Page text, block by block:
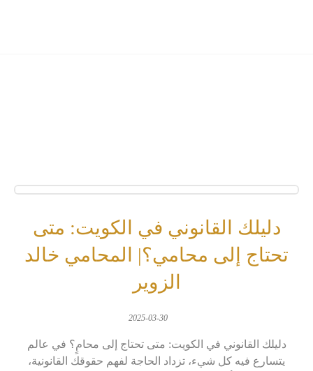
دليلك القانوني في الكويت: متى
تحتاج إلى محامي؟| المحامي خالد
الزوير
2025-03-30
دليلك القانوني في الكويت: متى تحتاج إلى محامٍ؟ في عالم
يتسارع فيه كل شيء، تزداد الحاجة لفهم حقوقك القانونية،